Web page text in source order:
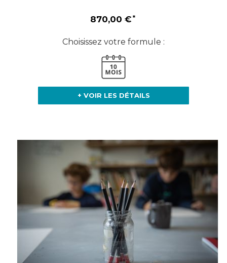
870,00 €
Choisissez votre formule :
+ VOIR LES DÉTAILS